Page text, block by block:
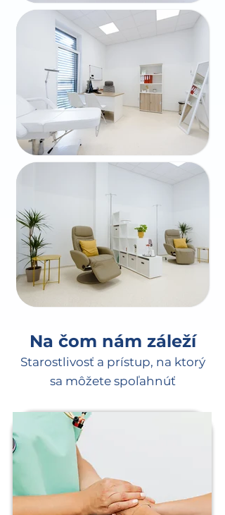
Na čom nám záleží
Starostlivosť a prístup, na ktorý
sa môžete spoľahnúť